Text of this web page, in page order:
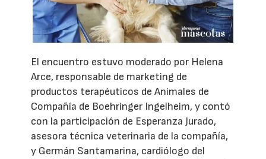
El encuentro estuvo moderado por Helena
Arce, responsable de marketing de
productos terapéuticos de Animales de
Compañía de Boehringer Ingelheim, y contó
con la participación de Esperanza Jurado,
asesora técnica veterinaria de la compañía,
y Germán Santamarina, cardiólogo del